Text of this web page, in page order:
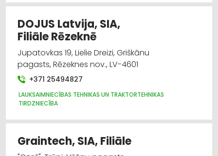
DOJUS Latvija, SIA,
Filiāle Rēzeknē
Jupatovkas 19, Lielie Dreizi, Griškānu
pagasts, Rēzeknes nov., LV-4601
+371 25494827
LAUKSAIMNIECĪBAS TEHNIKAS UN TRAKTORTEHNIKAS
TIRDZNIECĪBA
Graintech, SIA, Filiāle